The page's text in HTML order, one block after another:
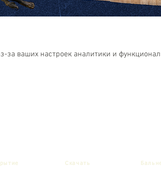
за ваших настроек аналитики и
Cкачать